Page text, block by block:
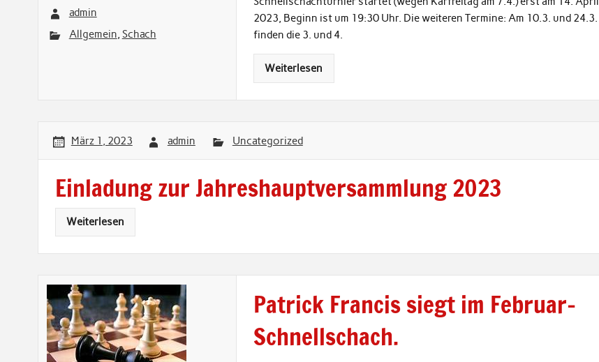
admin
Allgemein, Schach
2023, Beginn ist um 19:30 Uhr. Die weiteren Termine: Am 10.3. und 24.3.
finden die 3. und 4.
Weiterlesen
März 1, 2023 admin Uncategorized
Einladung zur Jahreshauptversammlung 2023
Weiterlesen
Patrick Francis siegt im Februar-
Schnellschach.